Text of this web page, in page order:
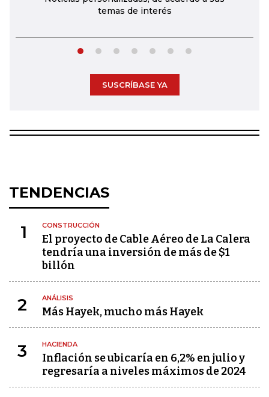
temas de interés
SUSCRÍBASE YA
TENDENCIAS
1 CONSTRUCCIÓN
El proyecto de Cable Aéreo de La Calera
tendría una inversión de más de $1
billón
2 ANÁLISIS
Más Hayek, mucho más Hayek
3 HACIENDA
Inflación se ubicaría en 6,2% en julio y
regresaría a niveles máximos de 2024